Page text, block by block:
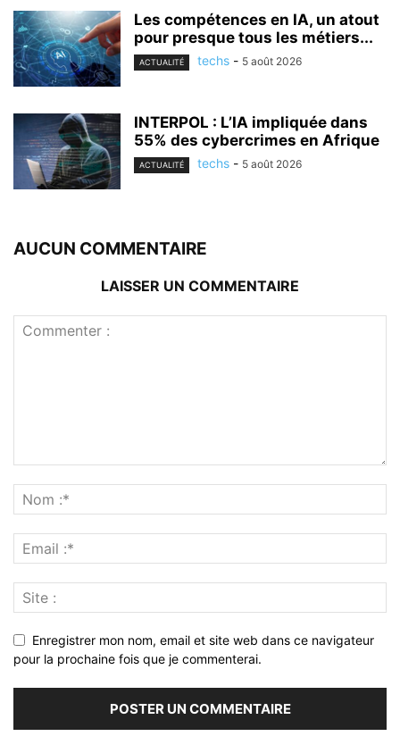
Les compétences en IA, un atout
pour presque tous les métiers...
ACTUALITÉ techs - 5 août 2026
INTERPOL : L’IA impliquée dans
55% des cybercrimes en Afrique
ACTUALITÉ techs - 5 août 2026
AUCUN COMMENTAIRE
LAISSER UN COMMENTAIRE
Enregistrer mon nom, email et site web dans ce navigateur
pour la prochaine fois que je commenterai.